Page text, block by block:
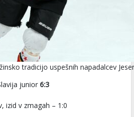
tradicijo uspešnih napadalcev
junior 6:3
izid v zmagah – 1:0